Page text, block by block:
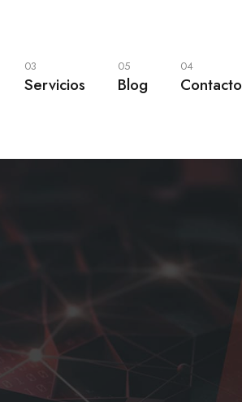
03
Servicios
05
Blog
04
Contacto